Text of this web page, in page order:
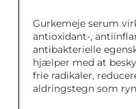
Gurkemeje serum
antioxidant-,
antibakterielle
hjælper med at
frie radikaler,
aldringstegn som